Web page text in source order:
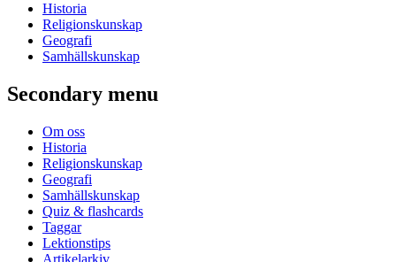
Historia
Religionskunskap
Geografi
Samhällskunskap
Secondary menu
Om oss
Historia
Religionskunskap
Geografi
Samhällskunskap
Quiz & flashcards
Taggar
Lektionstips